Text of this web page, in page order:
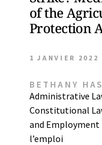
of the
Protection
1 JANVIER 2022
BETHANY
Administrative
Constitutional
and Employment
l’emploi